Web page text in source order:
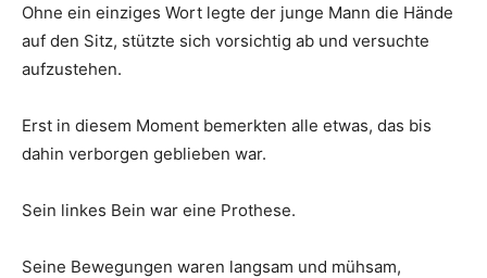
Ohne ein einziges Wort legte der junge Mann die Hände
auf den Sitz, stützte sich vorsichtig ab und versuchte
aufzustehen.
Erst in diesem Moment bemerkten alle etwas, das bis
dahin verborgen geblieben war.
Sein linkes Bein war eine Prothese.
Seine Bewegungen waren langsam und mühsam,